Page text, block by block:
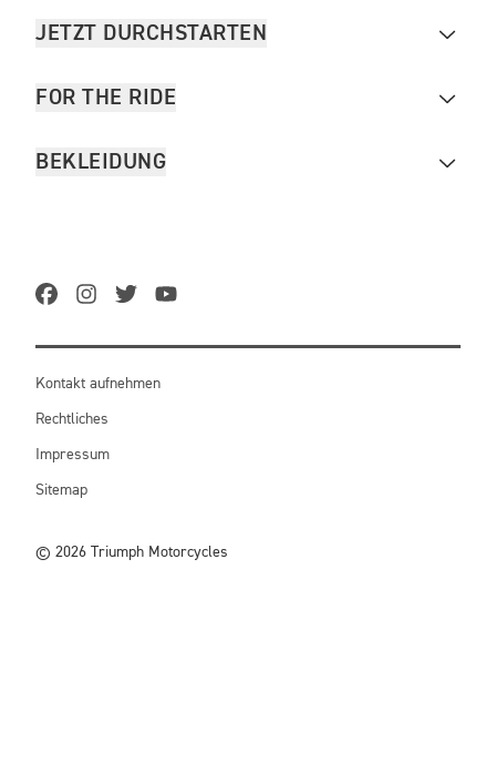
JETZT DURCHSTARTEN
FOR THE RIDE
BEKLEIDUNG
Kontakt aufnehmen
Rechtliches
Impressum
Sitemap
© 2026 Triumph Motorcycles